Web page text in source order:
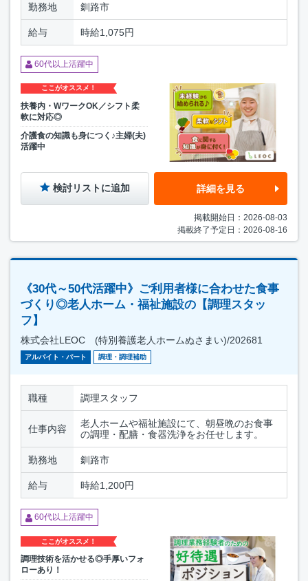
勤務地 釧路市
給与 時給1,075円
60代以上活躍中
ここがオススメ！
扶養内・WワークOK／シフト柔
軟に対応◎
介護食の知識も身につく♪主婦(夫)
活躍中
検討リストに追加 詳細を見る
掲載開始日：2026-08-03
掲載終了予定日：2026-08-16
《30代～50代活躍中》ご利用者様に合わせた食事
づくり◎老人ホーム・福祉施設の【調理スタッ
フ】
株式会社LEOC (特別養護老人ホームぬさまい)/202681
アルバイト・パート 調理・調理補助
職種 調理スタッフ
仕事内容
老人ホームや福祉施設にて、朝昼晩のお食事
の調理・配膳・食器洗浄をお任せします。
勤務地 釧路市
給与 時給1,200円
60代以上活躍中
ここがオススメ！
調理技術を活かせる◎手厚いフォ
ローあり！